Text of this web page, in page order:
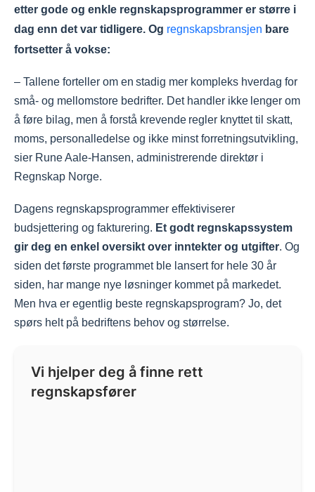
Vi anbefaler at du tester flere programmer før
du bestemmer deg, siden mange har gratis
prøveperioder. Vurder også om du trenger
seg når bedriften vokser.
etter gode og enkle regnskapsprogrammer er større i
dag enn det var tidligere. Og regnskapsbransjen bare
fortsetter å vokse:
– Tallene forteller om en stadig mer kompleks hverdag for
små- og mellomstore bedrifter. Det handler ikke lenger om
å føre bilag, men å forstå krevende regler knyttet til skatt,
moms, personalledelse og ikke minst forretningsutvikling,
sier Rune Aale-Hansen, administrerende direktør i
Regnskap Norge.
Dagens regnskapsprogrammer effektiviserer
budsjettering og fakturering. Et godt regnskapssystem
gir deg en enkel oversikt over inntekter og utgifter. Og
siden det første programmet ble lansert for hele 30 år
siden, har mange nye løsninger kommet på markedet.
Men hva er egentlig beste regnskapsprogram? Jo, det
spørs helt på bedriftens behov og størrelse.
Vi hjelper deg å finne rett
regnskapsfører